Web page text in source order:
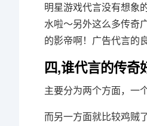
明星游戏代言没有想象
水啦～另外这么多传奇
的影帝啊！广告代言的
四,谁代言的传奇
主要分为两个方面，一
而另一方面就比较鸡贼